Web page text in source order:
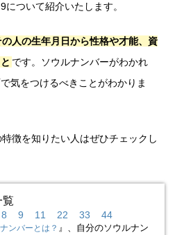
ついて紹介いたします。
の人の生年月日から性格や才能、資
です。ソウルナンバーがわかれ
気をつけるべきことがわかりま
徴を知りたい人はぜひチェックし
覧
8 9 11 22 33 44
ンバーとは？ 』、自分のソウルナン